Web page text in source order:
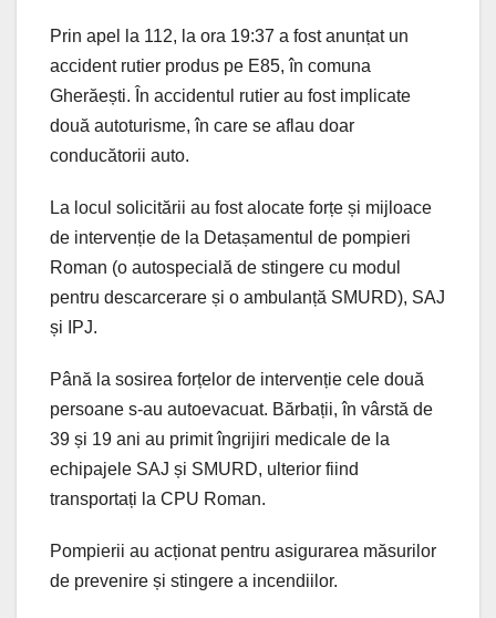
Prin apel la 112, la ora 19:37 a fost anunțat un
accident rutier produs pe E85, în comuna
Gherăești. În accidentul rutier au fost implicate
două autoturisme, în care se aflau doar
conducătorii auto.
La locul solicitării au fost alocate forțe și mijloace
de intervenție de la Detașamentul de pompieri
Roman (o autospecială de stingere cu modul
pentru descarcerare și o ambulanță SMURD), SAJ
și IPJ.
Până la sosirea forțelor de intervenție cele două
persoane s-au autoevacuat. Bărbații, în vârstă de
39 și 19 ani au primit îngrijiri medicale de la
echipajele SAJ și SMURD, ulterior fiind
transportați la CPU Roman.
Pompierii au acționat pentru asigurarea măsurilor
de prevenire și stingere a incendiilor.